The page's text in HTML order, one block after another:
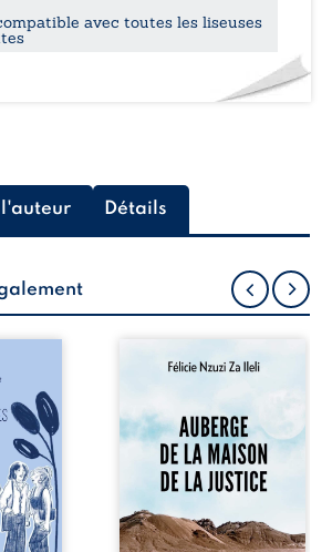
avec toutes les liseuses
l'auteur Détails
la
six
des
des
Auberge de la
récit-témoignage
consacré au
parcours
exemplaire de
Mbala Zi Nkuaku
Lema Félix.
Magistrat intègre,